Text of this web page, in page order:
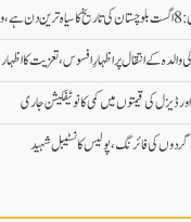
والدہ کے انتقال پر اظہارِ افسوس، تعزیت کا اظہار
ڈیزل کی قیمتوں میں کمی کا نوٹیفکیشن جاری
کی فائرنگ، پولیس کانسٹیبل شہید